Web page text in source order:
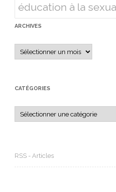
éducation à la
ARCHIVES
Archives
CATÉGORIES
Catégories
RSS - Articles